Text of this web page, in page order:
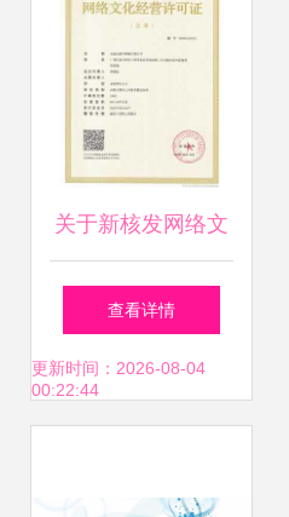
关于新核发网络文
化经营许可证的公
示（编号
查看详情
更新时间：2026-08-04
00:22:44